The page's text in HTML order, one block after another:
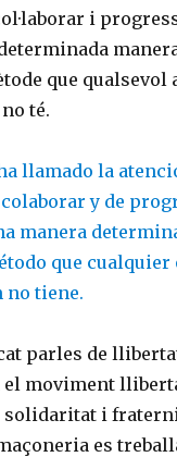
i
que qualsevol
té.
llamado la
y de
manera
que cualquier
no tiene.
parles de
el moviment
solidaritat i
es